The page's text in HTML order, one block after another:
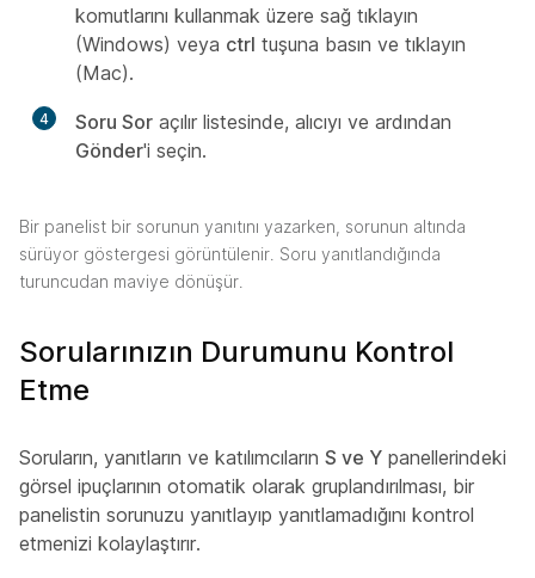
komutlarını kullanmak üzere sağ tıklayın
(Windows) veya ctrl tuşuna basın ve tıklayın
(Mac).
4 Soru Sor açılır listesinde, alıcıyı ve ardından
Gönder'i seçin.
Bir panelist bir sorunun yanıtını yazarken, sorunun altında
sürüyor göstergesi görüntülenir. Soru yanıtlandığında
turuncudan maviye dönüşür.
Sorularınızın Durumunu Kontrol
Etme
Soruların, yanıtların ve katılımcıların S ve Y panellerindeki
görsel ipuçlarının otomatik olarak gruplandırılması, bir
panelistin sorunuzu yanıtlayıp yanıtlamadığını kontrol
etmenizi kolaylaştırır.